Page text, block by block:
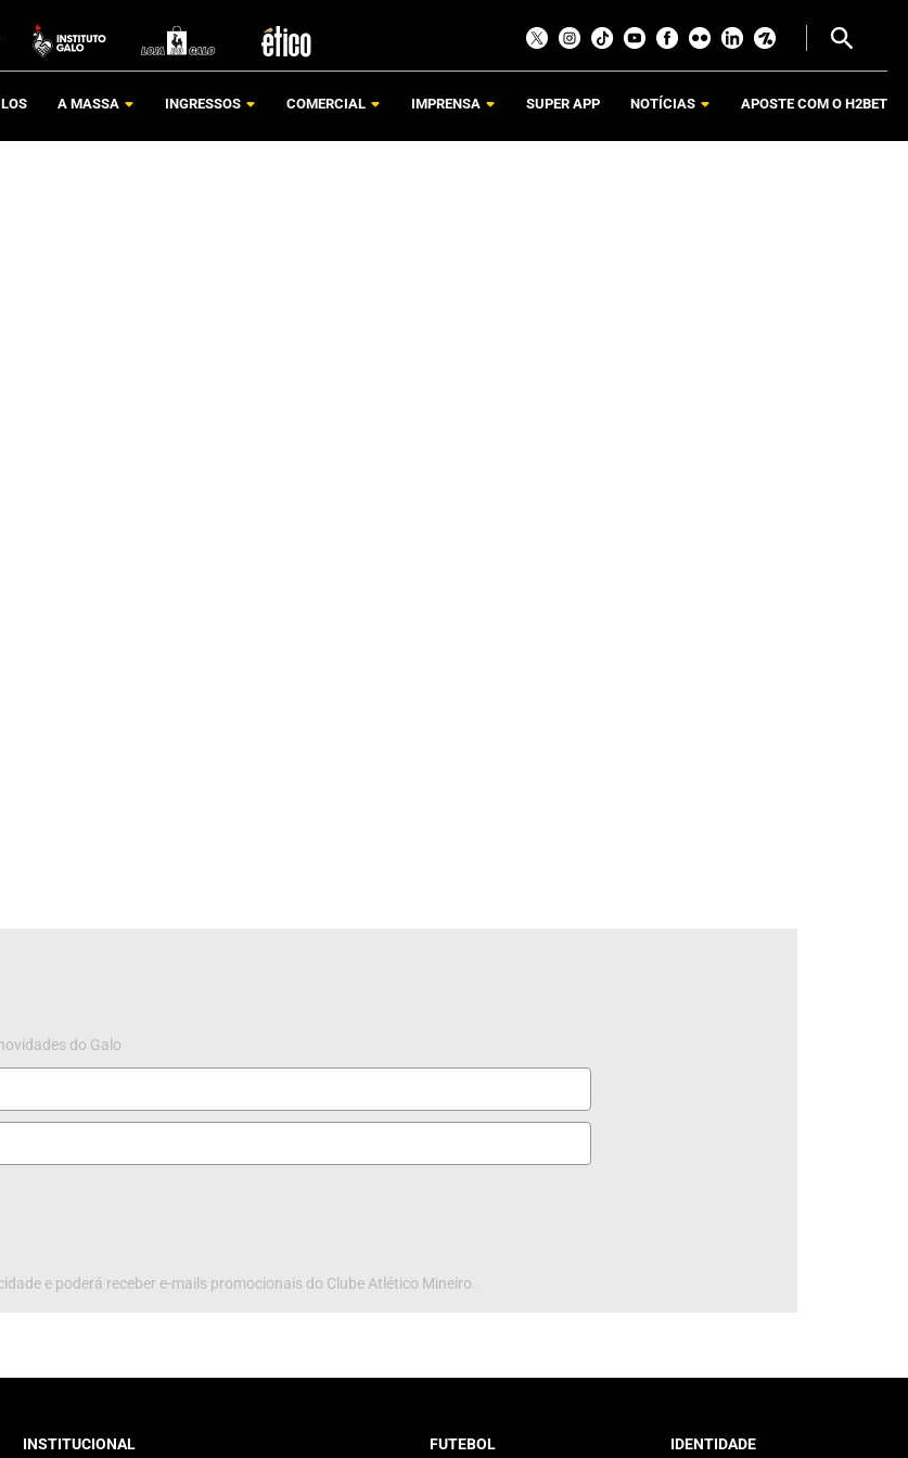
A MASSA INGRESSOS COMERCIAL IMPRENSA SUPER APP NOTÍCIAS APOSTE COM O H2BET
do Galo
e poderá receber e-mails promocionais do Clube Atlético Mineiro.
INSTITUCIONAL FUTEBOL IDENTIDADE